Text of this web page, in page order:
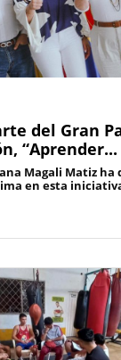
del Gran
“Aprender...
Magali Matiz ha
en esta